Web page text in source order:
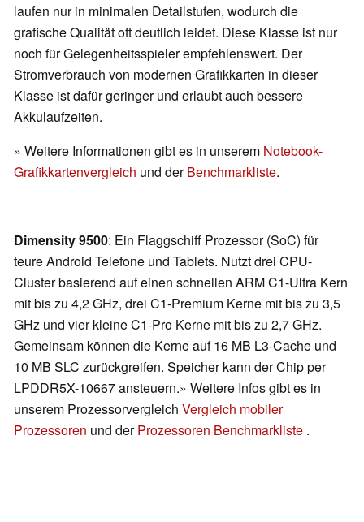
laufen nur in minimalen Detailstufen, wodurch die
grafische Qualität oft deutlich leidet. Diese Klasse ist nur
noch für Gelegenheitsspieler empfehlenswert. Der
Stromverbrauch von modernen Grafikkarten in dieser
Klasse ist dafür geringer und erlaubt auch bessere
Akkulaufzeiten.
» Weitere Informationen gibt es in unserem Notebook-
Grafikkartenvergleich und derBenchmarkliste.
Dimensity 9500: Ein Flaggschiff Prozessor (SoC) für
teure Android Telefone und Tablets. Nutzt drei CPU-
Cluster basierend auf einen schnellen ARM C1-Ultra Kern
mit bis zu 4,2 GHz, drei C1-Premium Kerne mit bis zu 3,5
GHz und vier kleine C1-Pro Kerne mit bis zu 2,7 GHz.
Gemeinsam können die Kerne auf 16 MB L3-Cache und
10 MB SLC zurückgreifen. Speicher kann der Chip per
LPDDR5X-10667 ansteuern.» Weitere Infos gibt es in
unserem Prozessorvergleich Vergleich mobiler
Prozessoren und derProzessoren Benchmarkliste .